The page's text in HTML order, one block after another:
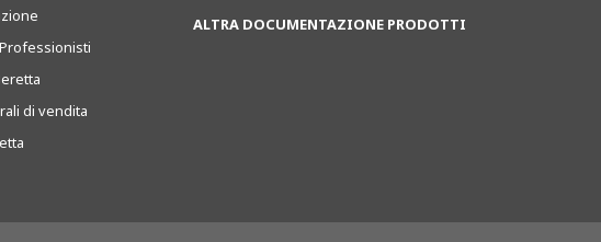
di vendita
ALTRA DOCUMENTAZIONE PRODOTTI